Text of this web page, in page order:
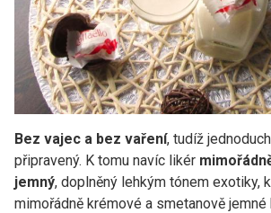
Bez vajec a bez vaření, tudíž
připravený. K tomu navíc likér
jemný, doplněný lehkým tónem exotiky,
mimořádně krémové a smetanově